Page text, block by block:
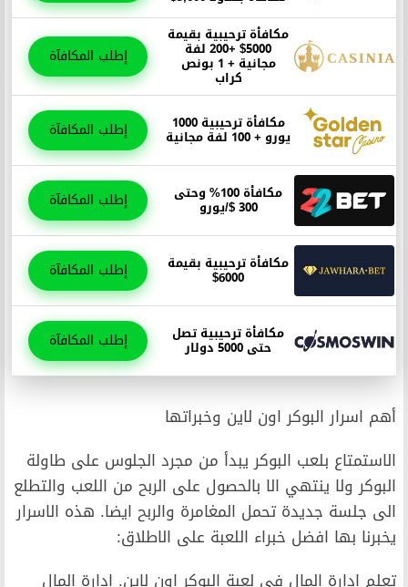
مكافأة ترحيبية بقيمة
5000$ +200 لفة
مجانية + 1 بونص
كراب
إطلب المكافآة
مكافأة ترحيبية 1000
يورو + 100 لفة مجانية إطلب المكافآة
مكافأة 100% وحتى
300 $/يورو إطلب المكافآة
مكافأة ترحيبية بقيمة
6000$ إطلب المكافآة
مكافأة ترحيبية تصل
حتى 5000 دولار إطلب المكافآة
أهم اسرار البوكر اون لاين وخبراتها
الاستمتاع بلعب البوكر يبدأ من مجرد الجلوس على طاولة
البوكر ولا ينتهي الا بالحصول على الربح من اللعب والتطلع
الى جلسة جديدة تحمل المغامرة والربح ايضا. هذه الاسرار
يخبرنا بها افضل خبراء اللعبة على الاطلاق:
تعلم ادارة المال في لعبة البوكر اون لاين. ادارة المال